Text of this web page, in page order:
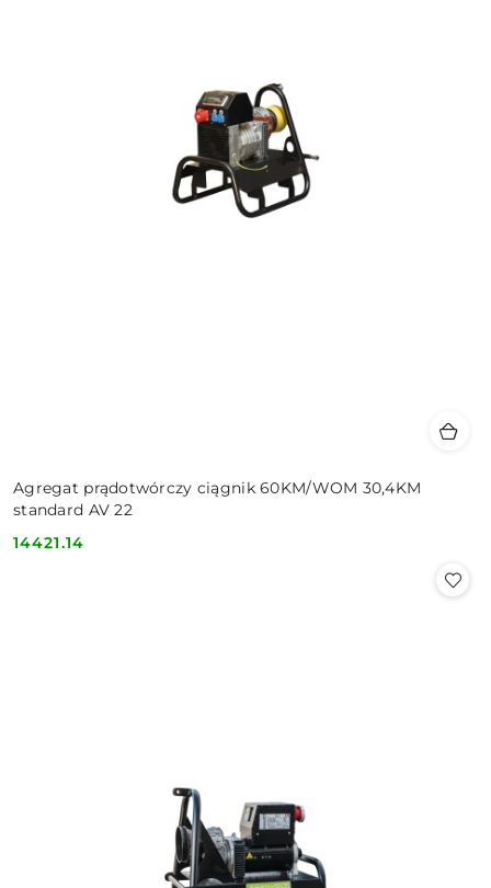
Agregat prądotwórczy ciągnik 60KM/WOM 30,4KM
standard AV 22
Cena:
14421.14